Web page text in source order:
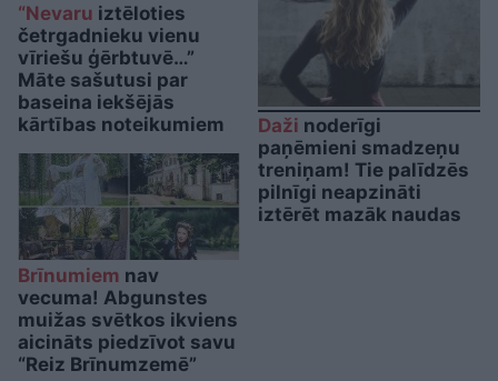
“Nevaru iztēloties
četrgadnieku vienu
vīriešu ģērbtuvē…”
Māte sašutusi par
baseina iekšējās
kārtības noteikumiem
Brīnumiem nav
vecuma! Abgunstes
muižas svētkos ikviens
aicināts piedzīvot savu
“Reiz Brīnumzemē”
Daži noderīgi
paņēmieni smadzeņu
treniņam! Tie palīdzēs
pilnīgi neapzināti
iztērēt mazāk naudas